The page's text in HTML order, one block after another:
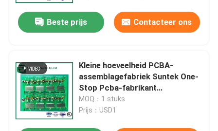
Beste prijs Contacteer ons
Kleine hoeveelheid PCBA-
assemblagefabriek Suntek One-
Stop Pcba-fabrikant
Elektronische EMS-service
MOQ：1 stuks
Prijs：USD1